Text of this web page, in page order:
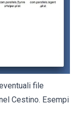
file
Cestino. Esempi